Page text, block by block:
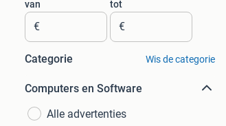
van
€
tot
€
Categorie Wis de categorie
Computers en Software
Alle advertenties